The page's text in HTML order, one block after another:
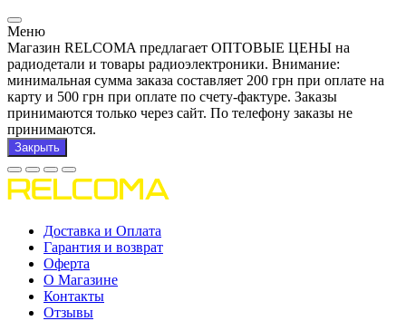
Меню
Магазин RELCOMA предлагает ОПТОВЫЕ ЦЕНЫ на
радиодетали и товары радиоэлектроники. Внимание:
минимальная сумма заказа составляет 200 грн при оплате на
карту и 500 грн при оплате по счету-фактуре. Заказы
принимаются только через сайт. По телефону заказы не
принимаются.
Закрыть
Доставка и Оплата
Гарантия и возврат
Оферта
О Магазине
Контакты
Отзывы